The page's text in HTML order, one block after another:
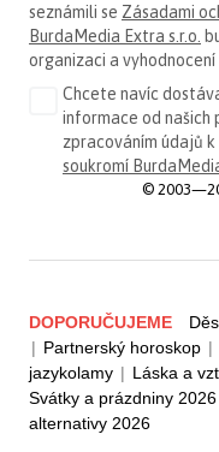
seznámili se Zásadami
BurdaMedia Extra s.r.o.
organizaci a
Chcete navíc
informace od našich
zpracováním údajů
soukromí
©
DOPORUČUJEME
| Partnerský horoskop |
jazykolamy | Láska a
Svátky a prázdniny 2026
alternativy 2026